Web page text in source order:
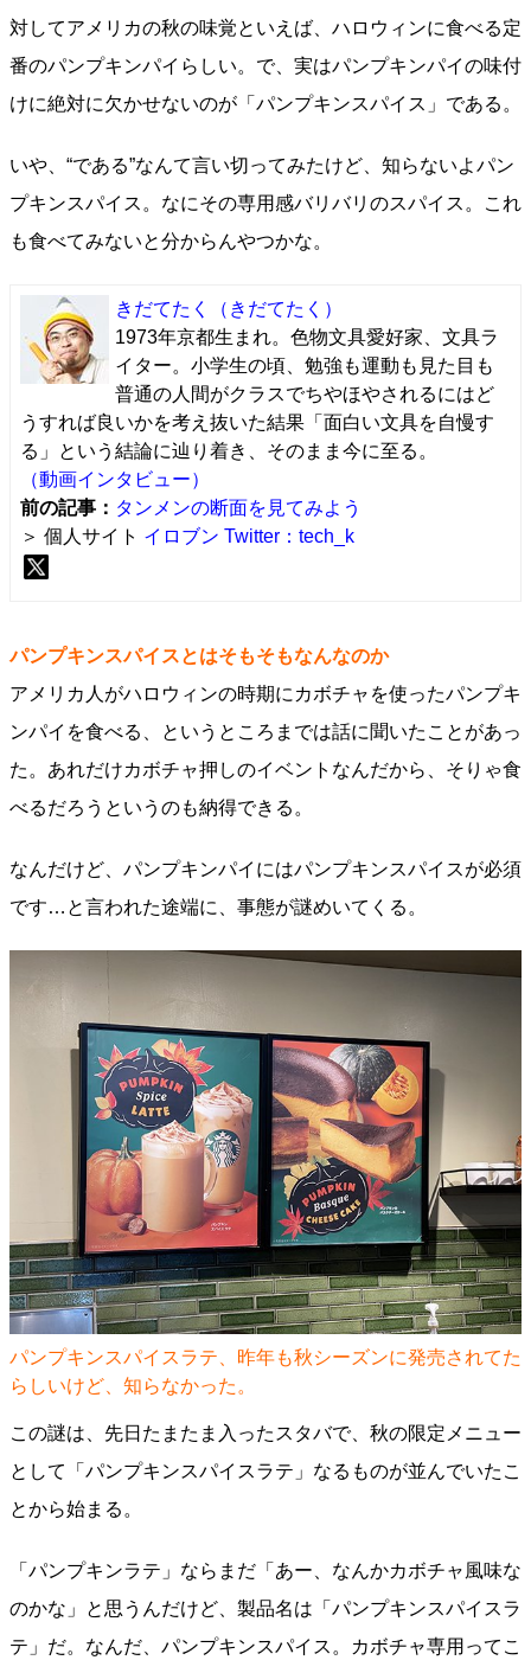
対してアメリカの秋の味覚といえば、ハロウィンに食べる定
番のパンプキンパイらしい。で、実はパンプキンパイの味付
けに絶対に欠かせないのが「パンプキンスパイス」である。
いや、“である”なんて言い切ってみたけど、知らないよパン
プキンスパイス。なにその専用感バリバリのスパイス。これ
も食べてみないと分からんやつかな。
きだてたく
（きだてたく）
1973年京都生まれ。色物文具愛好家、文具ラ
イター。小学生の頃、勉強も運動も見た目も
普通の人間がクラスでちやほやされるにはど
うすれば良いかを考え抜いた結果「面白い文具を自慢す
る」という結論に辿り着き、そのまま今に至る。
（動画インタビュー）
前の記事： タンメンの断面を見てみよう
＞ 個人サイト イロブン Twitter：tech_k
パンプキンスパイスとはそもそもなんなのか
アメリカ人がハロウィンの時期にカボチャを使ったパンプキ
ンパイを食べる、というところまでは話に聞いたことがあっ
た。あれだけカボチャ押しのイベントなんだから、そりゃ食
べるだろうというのも納得できる。
なんだけど、パンプキンパイにはパンプキンスパイスが必須
です…と言われた途端に、事態が謎めいてくる。
パンプキンスパイスラテ、昨年も秋シーズンに発売されてた
らしいけど、知らなかった。
この謎は、先日たまたま入ったスタバで、秋の限定メニュー
として「パンプキンスパイスラテ」なるものが並んでいたこ
とから始まる。
「パンプキンラテ」ならまだ「あー、なんかカボチャ風味な
のかな」と思うんだけど、製品名は「パンプキンスパイスラ
テ」だ。なんだ、パンプキンスパイス。カボチャ専用ってこ